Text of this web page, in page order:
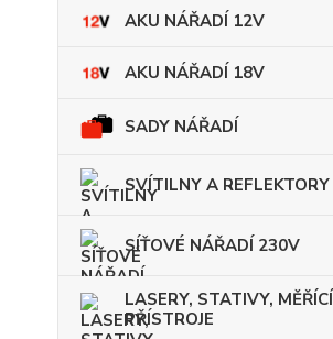
AKU NÁŘADÍ 12V
AKU NÁŘADÍ 18V
SADY NÁŘADÍ
SVÍTILNY A REFLEKTORY
SÍŤOVÉ NÁŘADÍ 230V
LASERY, STATIVY, MĚŘÍCÍ
PŘÍSTROJE